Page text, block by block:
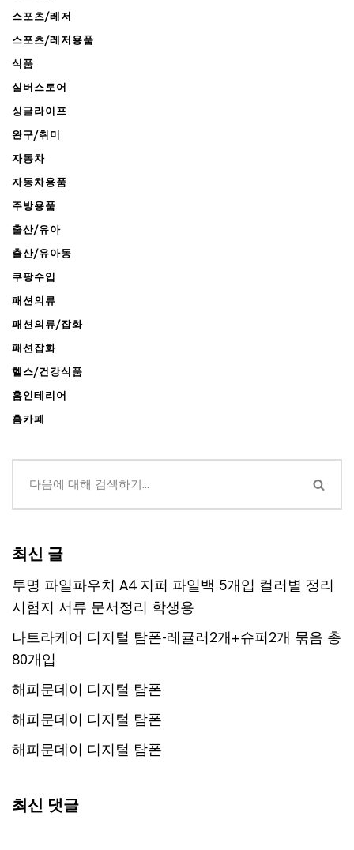
스포츠/레저
스포츠/레저용품
식품
실버스토어
싱글라이프
완구/취미
자동차
자동차용품
주방용품
출산/유아
출산/유아동
쿠팡수입
패션의류
패션의류/잡화
패션잡화
헬스/건강식품
홈인테리어
홈카페
최신 글
투명 파일파우치 A4 지퍼 파일백 5개입 컬러별 정리
시험지 서류 문서정리 학생용
나트라케어 디지털 탐폰-레귤러2개+슈퍼2개 묶음 총
80개입
해피문데이 디지털 탐폰
해피문데이 디지털 탐폰
해피문데이 디지털 탐폰
최신 댓글